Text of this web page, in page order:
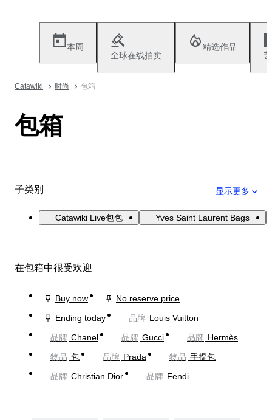
本周
全球在线拍卖
精选作品
Catawiki 时尚 包箱
包箱
子类别 显示更多
Catawiki Live包包 Yves Saint Laurent Bags
在包箱中很受欢迎
Buy now
No reserve price
Ending today
品牌 Louis Vuitton
品牌 Chanel 品牌 Gucci 品牌 Hermès
物品 包 品牌 Prada 物品 手提包
品牌 Christian Dior 品牌 Fendi